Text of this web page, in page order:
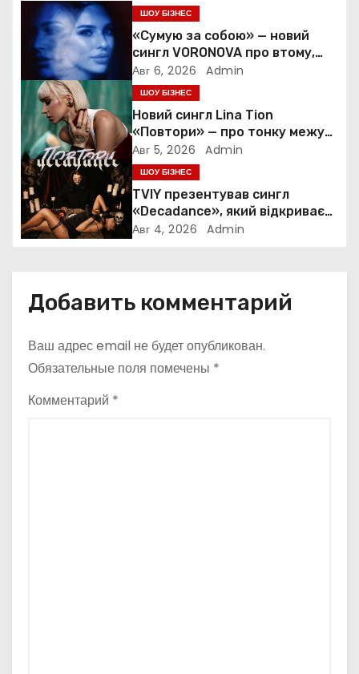
и
я
п
о
з
а
п
с
я
м
ШОУ БІЗНЕС
«Сумую за собою» — новий
сингл VORONOVA про втому,
силу та повернення до себе
Авг 6, 2026 Admin
ШОУ БІЗНЕС
Новий сингл Lina Tion
«Повтори» — про тонку межу
між коханням, залежністю та
нав’язливою прив’язаністю
Авг 5, 2026 Admin
ШОУ БІЗНЕС
TVIY презентував сингл
«Decadance», який відкриває
нову сторінку українського
Авг 4, 2026 Admin
Добавить комментарий
Ваш адрес email не будет опубликован.
Обязательные поля помечены *
Комментарий *